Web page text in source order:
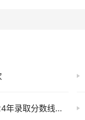
广州现代信息工程职业技术学院2024年录取分数线：江西375分领跑，青海142分垫底